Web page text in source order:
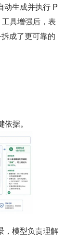
动生成并执行 P
具增强后，表
成了更可靠的
据。
，模型负责理解